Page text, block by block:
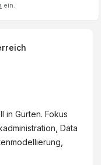
ein.
in Gurten. Fokus
Data